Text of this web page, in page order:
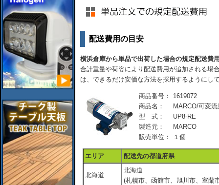
配送費用の目安
横浜倉庫から単品で出荷した場合の規定配送費
合計重量や荷姿により配送費用が追加される場
は、できるだけ安価な方法を採用するようにし
商品番号：
1619072
商品名：
MARCO/可変
型 式：
UP8-RE
製造元：
MARCO
販売単位：
１個
エリア 配送先の都道府県
北海道
北海道
(札幌市、函館市、旭川市、室蘭